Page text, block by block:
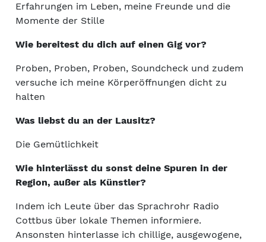
Erfahrungen im Leben, meine Freunde und die
Momente der Stille
Wie bereitest du dich auf einen Gig vor?
Proben, Proben, Proben, Soundcheck und zudem
versuche ich meine Körperöffnungen dicht zu
halten
Was liebst du an der Lausitz?
Die Gemütlichkeit
Wie hinterlässt du sonst deine Spuren in der
Region, außer als Künstler?
Indem ich Leute über das Sprachrohr Radio
Cottbus über lokale Themen informiere.
Ansonsten hinterlasse ich chillige, ausgewogene,